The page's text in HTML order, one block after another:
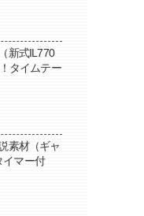
新式IL770
タイムテー
素材（ギャ
イマー付